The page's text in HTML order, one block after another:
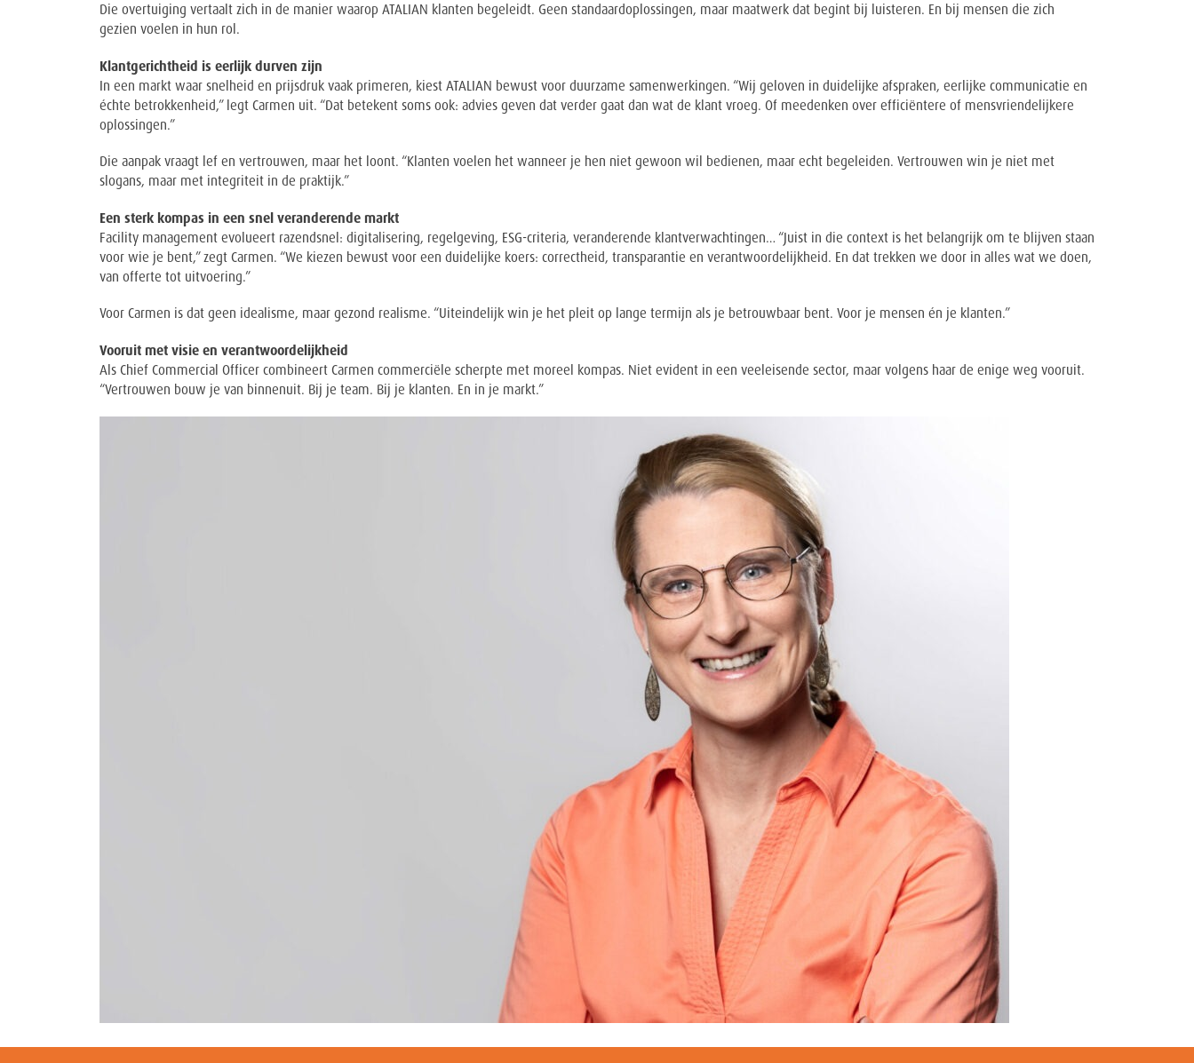
Die overtuiging vertaalt zich in de manier waarop ATALIAN klanten begeleidt. Geen standaardoplossingen, maar maatwerk dat begint bij luisteren. En bij mensen die zich
gezien voelen in hun rol.
Klantgerichtheid is eerlijk durven zijn
In een markt waar snelheid en prijsdruk vaak primeren, kiest ATALIAN bewust voor duurzame samenwerkingen. “Wij geloven in duidelijke afspraken, eerlijke communicatie en
échte betrokkenheid,” legt Carmen uit. “Dat betekent soms ook: advies geven dat verder gaat dan wat de klant vroeg. Of meedenken over efficiëntere of mensvriendelijkere
oplossingen.”
Die aanpak vraagt lef en vertrouwen, maar het loont. “Klanten voelen het wanneer je hen niet gewoon wil bedienen, maar echt begeleiden. Vertrouwen win je niet met
slogans, maar met integriteit in de praktijk.”
Een sterk kompas in een snel veranderende markt
Facility management evolueert razendsnel: digitalisering, regelgeving, ESG-criteria, veranderende klantverwachtingen… “Juist in die context is het belangrijk om te blijven staan
voor wie je bent,” zegt Carmen. “We kiezen bewust voor een duidelijke koers: correctheid, transparantie en verantwoordelijkheid. En dat trekken we door in alles wat we doen,
van offerte tot uitvoering.”
Voor Carmen is dat geen idealisme, maar gezond realisme. “Uiteindelijk win je het pleit op lange termijn als je betrouwbaar bent. Voor je mensen én je klanten.”
Vooruit met visie en verantwoordelijkheid
Als Chief Commercial Officer combineert Carmen commerciële scherpte met moreel kompas. Niet evident in een veeleisende sector, maar volgens haar de enige weg vooruit.
“Vertrouwen bouw je van binnenuit. Bij je team. Bij je klanten. En in je markt.”